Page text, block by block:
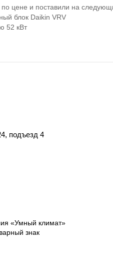
цене и поставили на
блок Daikin VRV
52 кВт
подъезд 4
«Умный климат»
знак